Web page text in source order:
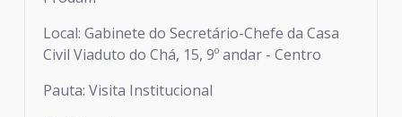
Local: Gabinete do Secretário-Chefe da Casa
Civil Viaduto do Chá, 15, 9º andar - Centro
Pauta: Visita Institucional